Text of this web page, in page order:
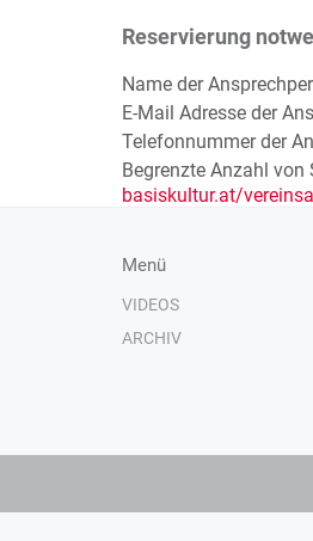
Reservierung
Name der
E-Mail Adresse der
Telefonnummer der
Begrenzte Anzahl
basiskultur.at/
Menü
VIDEOS
ARCHIV